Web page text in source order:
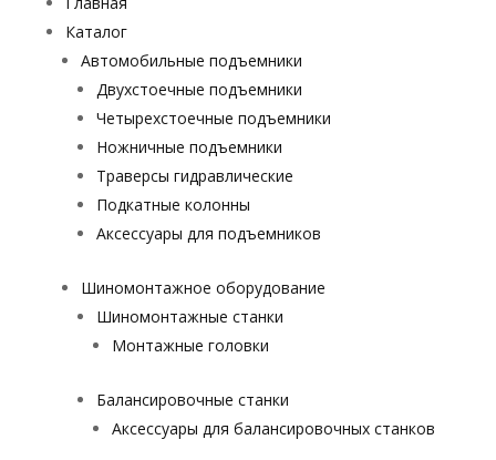
Каталог
Автомобильные подъемники
Двухстоечные подъемники
Четырехстоечные подъемники
Ножничные подъемники
Траверсы гидравлические
Подкатные колонны
Аксессуары для подъемников
Шиномонтажное оборудование
Шиномонтажные станки
Монтажные головки
Балансировочные станки
Аксессуары для балансировочных станков